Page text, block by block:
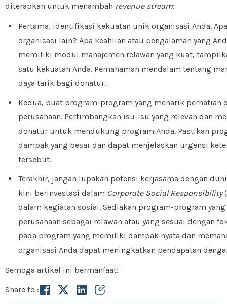
diterapkan untuk menambah revenue stream:
Pertama, identifikasi kekuatan unik organisasi Anda.
organisasi lain? Apa keahlian atau pengalaman yang
memiliki modul manajemen relawan yang kuat,
satu kekuatan Anda. Pemahaman mendalam tentang
daya tarik bagi donatur.
Kedua, buat program-program yang menarik
perusahaan. Pertimbangkan isu-isu yang relevan dan
donatur untuk mendukung program Anda. Pastikan
dampak yang besar dan dapat menjelaskan urgensi
tersebut.
Terakhir, jangan lupakan potensi kerjasama dengan
kini berinvestasi dalam Corporate Social Responsibility
dalam kegiatan sosial. Sediakan program-program
perusahaan sebagai relawan atau yang sesuai dengan
pada program yang memiliki dampak nyata dan
organisasi Anda dapat meningkatkan pendapatan
Semoga artikel ini bermanfaat!
Share to :